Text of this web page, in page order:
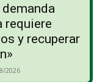
requiere
y recuperar
2026